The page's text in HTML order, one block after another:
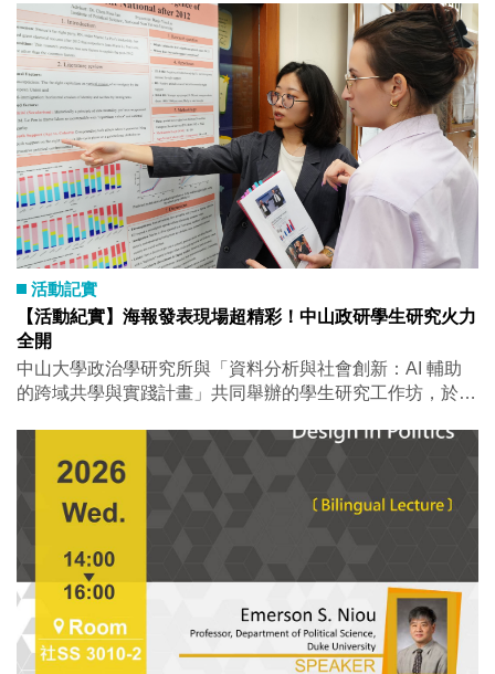
琪與靖婷目前同在資策會產業情報研究所擔任產業分析師。
在她們眼中，在高雄修業最棒的事之一，是有很多演唱會可
以聽（誤）。除了玩樂，她們的分享真的讓人很有感。資策
會不是個容易進入的單位，而政研所訓練出來的全球政經敏
感度與分析能力，正是她們能夠在職場發光發熱的重要資
產。在地緣政治風雲詭譎的今天，產業界迫切需要這樣的知
識與素養，協助公部門因應即時的變動，也協助產業與民間
社會，面對可能到來的衝擊。 曾經讓人頭疼的報告訓練，
如今聽她們信手拈來分析政治經濟現象，那份從容，是學術
養成真正融入生活與職涯的樣子，關稅戰不再是可以緩個幾
天在研究的論文題目，而是必須在衝擊出現的那一刻，就要
努力面對，即刻研究、理解與提出方案的任務。陳琪與靖婷
的耕耘與努力，一點一滴為台灣的未來打下更厚實的基礎。
昆哲目前在豐升原食品股份有限公司擔任行銷企劃部經理，
是從政治工作轉向民間企業的一個精彩故事。政研所的學
位，乍看之下和食品行銷風馬牛不相及。但昆哲的分享提醒
了我們，人文社科的訓練，給的從來不只是知識，而是一套
與人相處、與組織周旋、與問題正面對決的能力。計畫、規
過。每一次撞牆都是一次進化，每一個問題都讓那個「解決
問題的DNA」更強一點。昆哲正在職場裡，慢慢成為他自
活動記實
【活動紀實】海報發表現場超精彩！中山政研學生研究火力
全開
中山大學政治學研究所與「資料分析與社會創新：AI 輔助
的跨域共學與實踐計畫」共同舉辦的學生研究工作坊，於 5
成果，現場從政治傳播、國際安全，到 AI 與資料分析應
用，題目多元、討論滿滿，完全是學術版的「研究成果大亂
鬥」！ 本次海報分為「Proposal 組」與「Full Research
with Findings 組」，同學們不只要把研究問題講清楚，還
可以看到大家認真介紹研究設計、分析結果，和老師、與會
學者們熱烈交流，討論聲幾乎沒停過。 這次發表也出現許
多超有趣的研究題目，例如探討「台灣有事」情境下，日本
民眾是否會支持自衛隊介入，以及不同「正當性論述」如何
影響公眾態度的調查實驗研究。 除了成果展示，本次海報